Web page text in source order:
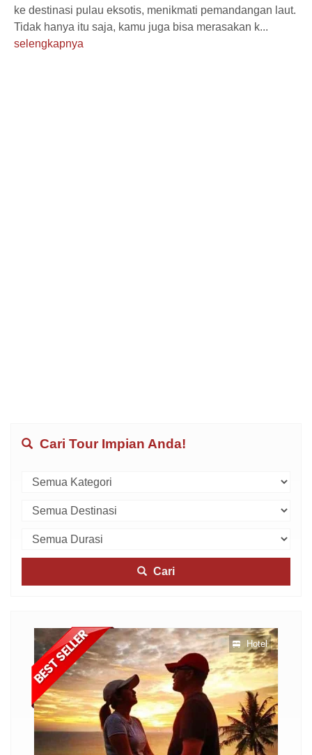
ke destinasi pulau eksotis, menikmati pemandangan laut.
Tidak hanya itu saja, kamu juga bisa merasakan k...
selengkapnya
Cari Tour Impian Anda!
Cari
Hotel